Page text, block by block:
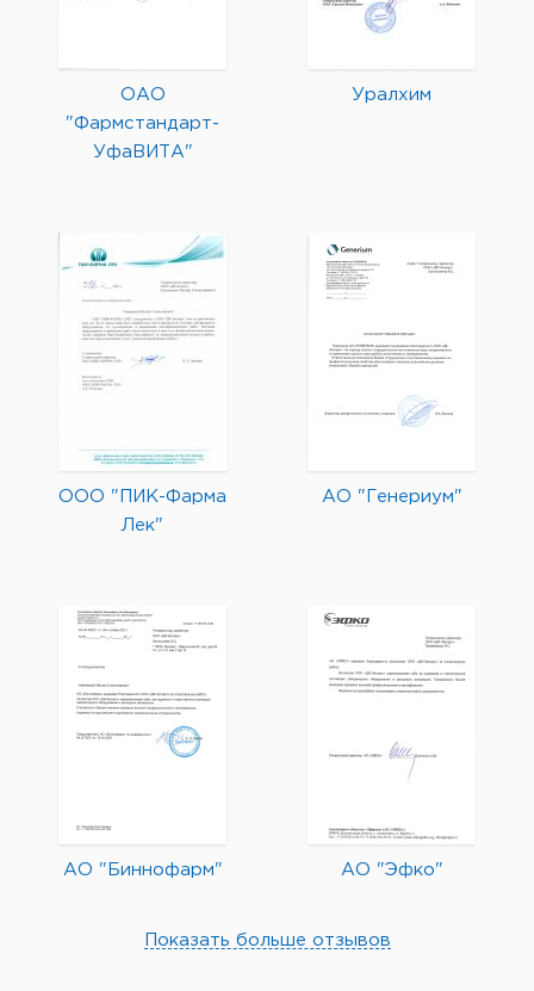
ОАО
"Фармстандарт-
УфаВИТА"
Уралхим
ООО "ПИК-Фарма
Лек"
АО "Генериум"
АО "Биннофарм" АО "Эфко"
Показать больше отзывов